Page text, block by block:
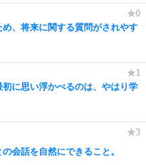
、将来に関する質問がされやす
初に思い浮かべるのは、やはり学
会話を自然にできること。